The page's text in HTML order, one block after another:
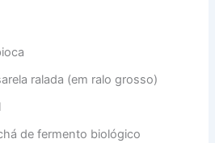
ralada (em ralo grosso)
de fermento biológico